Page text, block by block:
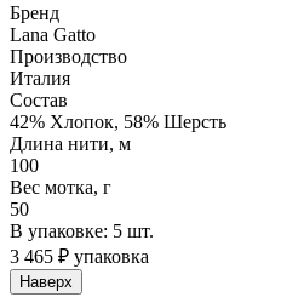
Бренд
Lana Gatto
Производство
Италия
Состав
42% Хлопок, 58% Шерсть
Длина нити, м
100
Вес мотка, г
50
В упаковке: 5 шт.
3 465 ₽ упаковка
Наверх